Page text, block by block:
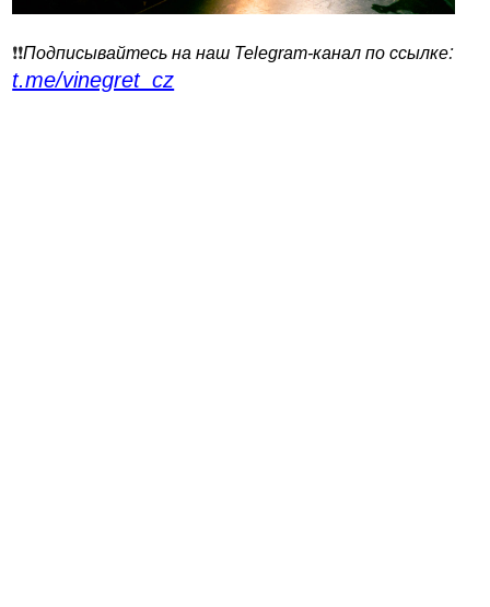
❗️❗️Подписывайтесь на наш Telegram-канал по ссылке:
t.me/vinegret_cz